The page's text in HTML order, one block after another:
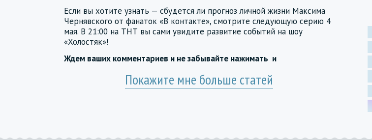
Если вы хотите узнать — сбудется ли прогноз личной жизни Максима
Чернявского от фанаток «В контакте», смотрите следующую серию 4
мая. В 21:00 на ТНТ вы сами увидите развитие событий на шоу
«Холостяк»!
Ждем ваших комментариев и не забывайте нажимать и
Покажите мне больше статей